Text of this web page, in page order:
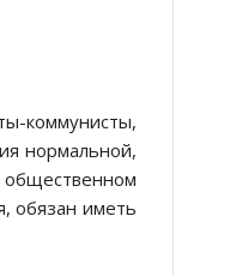
коммунисты,
нормальной,
общественном
обязан иметь